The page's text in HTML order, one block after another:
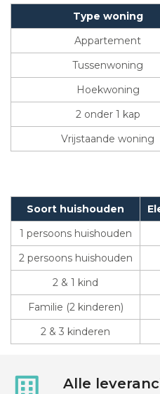
Type woning
Appartement
Tussenwoning
Hoekwoning
2 onder 1 kap
Vrijstaande woning
Soort huishouden
1 persoons huishouden
2 persoons huishouden
2 & 1 kind
Familie (2 kinderen)
2 & 3 kinderen
Alle